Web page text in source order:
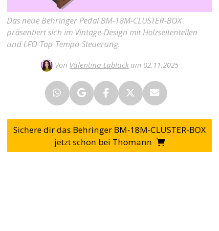
Das neue Behringer Pedal BM-18M-CLUSTER-BOX
präsentiert sich im Vintage-Design mit Holzseitenteilen
und LFO-Tap-Tempo-Steuerung.
Von Valentina Lablack am 02.11.2025
Sichere dir das Behringer BM-18M-CLUSTER-BOX
jetzt schon bei Thomann